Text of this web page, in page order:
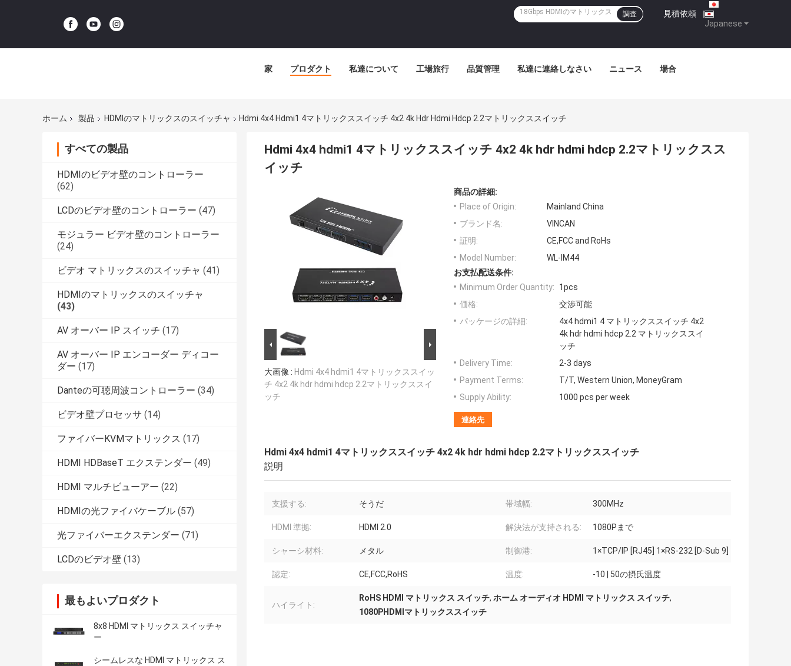
Japanese
見積依頼 |
調査
家 プロダクト 私達について 工場旅行 品質管理 私達に連絡しなさい ニュース 場合
ホーム 製品 HDMIのマトリックスのスイッチャ Hdmi 4x4 Hdmi1 4マトリックススイッチ 4x2 4k Hdr Hdmi Hdcp 2.2マトリックススイッチ
すべての製品
HDMIのビデオ壁のコントローラー
(62)
LCDのビデオ壁のコントローラー (47)
モジュラー ビデオ壁のコントローラー
(24)
ビデオ マトリックスのスイッチャ (41)
HDMIのマトリックスのスイッチャ
(43)
AV オーバー IP スイッチ (17)
AV オーバー IP エンコーダー ディコー
ダー (17)
Danteの可聴周波コントローラー (34)
ビデオ壁プロセッサ (14)
ファイバーKVMマトリックス (17)
HDMI HDBaseT エクステンダー (49)
HDMI マルチビューアー (22)
HDMIの光ファイバケーブル (57)
光ファイバーエクステンダー (71)
LCDのビデオ壁 (13)
最もよいプロダクト
8x8 HDMI マトリックス スイッチャ
ー
シームレスな HDMI マトリックス ス
Hdmi 4x4 hdmi1 4マトリックススイッチ 4x2 4k hdr hdmi hdcp 2.2マトリックスス
イッチ
大画像 : Hdmi 4x4 hdmi1 4マトリックススイッ
チ 4x2 4k hdr hdmi hdcp 2.2マトリックススイ
ッチ
商品の詳細:
Place of Origin:
Mainland China
ブランド名:
VINCAN
証明:
CE,FCC and RoHs
Model Number:
WL-IM44
お支払配送条件:
Minimum Order Quantity:
1pcs
価格:
交渉可能
パッケージの詳細:
4x4 hdmi1 4 マトリックススイッチ 4x2
4k hdr hdmi hdcp 2.2 マトリックススイ
ッチ
Delivery Time:
2-3 days
Payment Terms:
T/T, Western Union, MoneyGram
Supply Ability:
1000 pcs per week
連絡先
Hdmi 4x4 hdmi1 4マトリックススイッチ 4x2 4k hdr hdmi hdcp 2.2マトリックススイッチ
説明
支援する: そうだ 帯域幅: 300MHz
HDMI 準拠: HDMI 2.0 解決法が支持される: 1080Pまで
シャーシ材料: メタル 制御港: 1×TCP/IP [RJ45] 1×RS-232 [D-Sub 9]
認定: CE,FCC,RoHS 温度: -10 | 50の摂氏温度
ハイライト:
RoHS HDMI マトリックス スイッチ, ホーム オーディオ HDMI マトリックス スイッチ,
1080PHDMIマトリックススイッチ